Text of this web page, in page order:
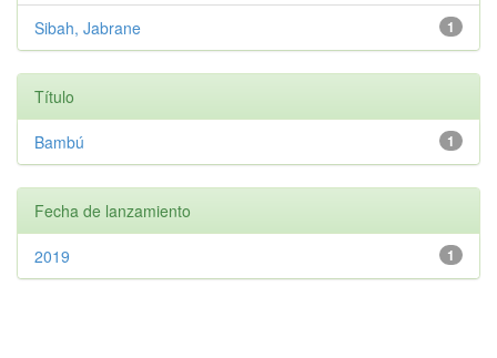
1
Sibah, Jabrane
Título
1
Bambú
Fecha de lanzamiento
1
2019